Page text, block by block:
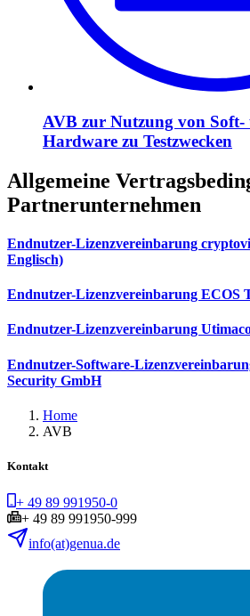
AVB zur Nutzung von Soft-
Hardware zu Testzwecken
Allgemeine
Partnerunternehmen
Endnutzer-Lizenzvereinbarung
Englisch)
Endnutzer-Lizenzvereinbarung ECOS
Endnutzer-Lizenzvereinbarung
Endnutzer-Software-
Security GmbH
Home
AVB
Kontakt
+ 49 89 991950-0
+ 49 89 991950-999
info(at)genua.de